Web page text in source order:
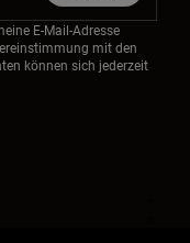
E-Mail-Adresse
mit den
können sich jederzeit